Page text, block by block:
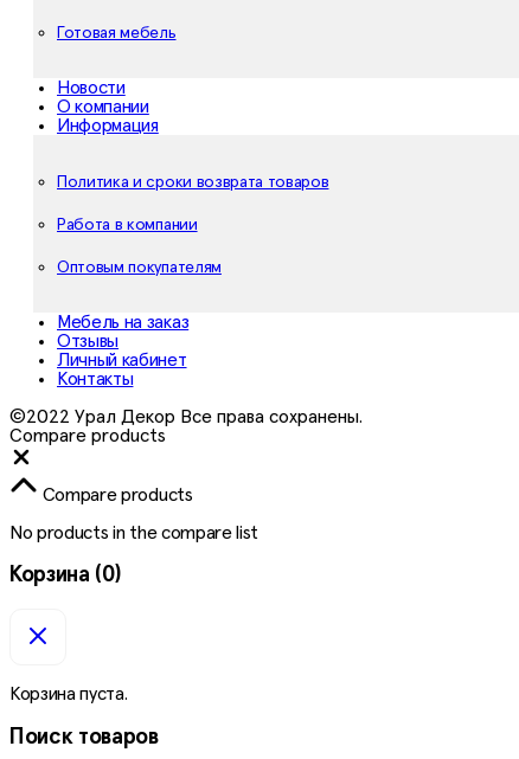
Готовая мебель
Новости
О компании
Информация
Политика и сроки возврата товаров
Работа в компании
Оптовым покупателям
Мебель на заказ
Отзывы
Личный кабинет
Контакты
©2022 Урал Декор Все права сохранены.
Compare products
Compare products
No products in the compare list
Корзина (0)
Корзина пуста.
Поиск товаров